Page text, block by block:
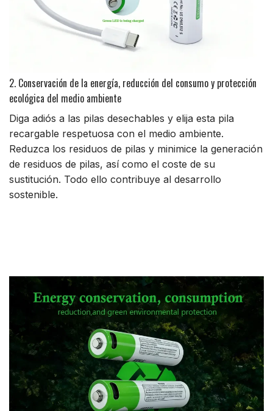
2. Conservación de la energía, reducción del consumo y protección
ecológica del medio ambiente
Diga adiós a las pilas desechables y elija esta pila
recargable respetuosa con el medio ambiente.
Reduzca los residuos de pilas y minimice la generación
de residuos de pilas, así como el coste de su
sustitución. Todo ello contribuye al desarrollo
sostenible.